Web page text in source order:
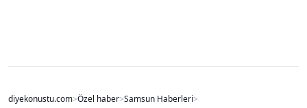
diyekonustu.com>Özel haber>Samsun Haberleri>